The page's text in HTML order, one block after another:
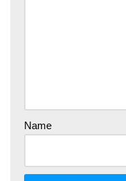
Name